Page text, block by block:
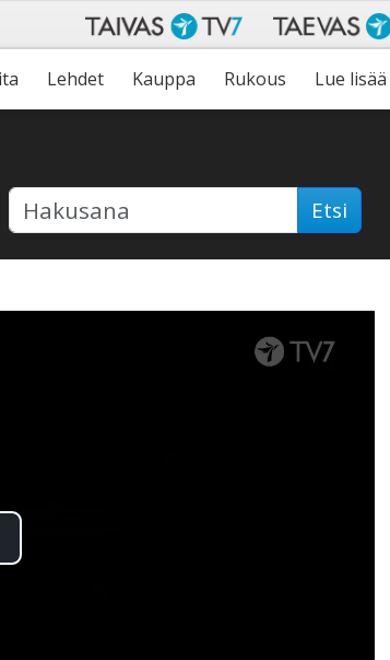
Lehdet Kauppa Rukous Lue lisää
Etsi